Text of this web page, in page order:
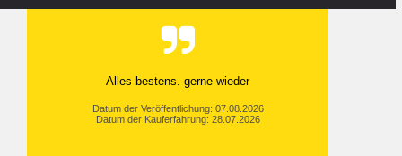
Alles bestens. gerne wieder
Datum der Veröffentlichung: 07.08.2026
Datum der Kauferfahrung: 28.07.2026